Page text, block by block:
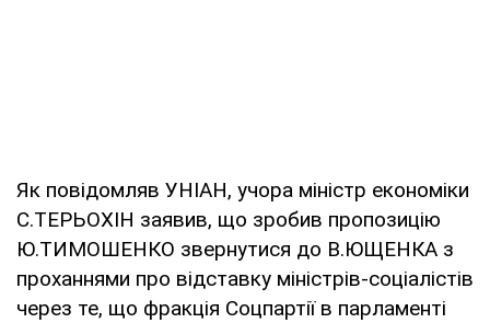
Як повідомляв УНІАН, учора міністр економіки
С.ТЕРЬОХІН заявив, що зробив пропозицію
Ю.ТИМОШЕНКО звернутися до В.ЮЩЕНКА з
проханнями про відставку міністрів-соціалістів
через те, що фракція Соцпартії в парламенті